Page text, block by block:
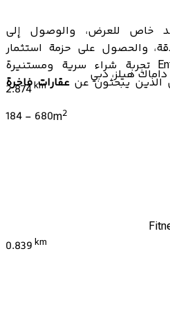
خاص للعرض، والوصول إلى
والحصول على حزمة استثمار
كاملة. يضمن فريق Entralon تجربة شراء سرية ومستنيرة
الذين يبحثون عنعقارات فاخرة
2.874km
0.839 km
هيلز، دبي
184 - 680m2